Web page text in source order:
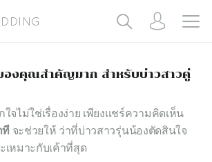
องคุณสำคัญมาก สำหรับบ่าวสาวคู่
จไม่ใช่เรื่องง่าย เพียงแชร์ความคิดเห็น
ที จะช่วยให้ ว่าที่บ่าวสาวรุ่นน้องตัดสินใจ
เหมาะกับเค้าที่สุด